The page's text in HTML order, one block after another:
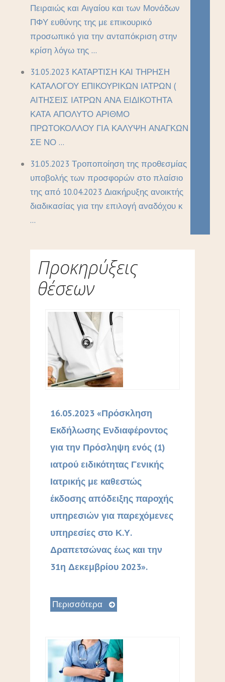
Πειραιώς και Αιγαίου και των Μονάδων
ΠΦΥ ευθύνης της με επικουρικό
προσωπικό για την ανταπόκριση στην
κρίση λόγω της ...
31.05.2023 ΚΑΤΑΡΤΙΣΗ ΚΑΙ ΤΗΡΗΣΗ
ΚΑΤΑΛΟΓΟΥ ΕΠΙΚΟΥΡΙΚΩΝ ΙΑΤΡΩΝ (
ΑΙΤΗΣΕΙΣ ΙΑΤΡΩΝ ΑΝΑ ΕΙΔΙΚΟΤΗΤΑ
ΚΑΤΑ ΑΠΟΛΥΤΟ ΑΡΙΘΜΟ
ΠΡΩΤΟΚΟΛΛΟΥ ΓΙΑ ΚΑΛΥΨΗ ΑΝΑΓΚΩΝ
ΣΕ ΝΟ ...
31.05.2023 Τροποποίηση της προθεσμίας
υποβολής των προσφορών στο πλαίσιο
της από 10.04.2023 Διακήρυξης ανοικτής
διαδικασίας για την επιλογή αναδόχου κ
...
Προκηρύξεις
θέσεων
16.05.2023 «Πρόσκληση
Εκδήλωσης Ενδιαφέροντος
για την Πρόσληψη ενός (1)
ιατρού ειδικότητας Γενικής
Ιατρικής με καθεστώς
έκδοσης απόδειξης παροχής
υπηρεσιών για παρεχόμενες
υπηρεσίες στο Κ.Υ.
Δραπετσώνας έως και την
31η Δεκεμβρίου 2023».
Περισσότερα